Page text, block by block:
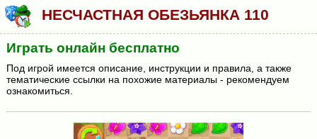
НЕСЧАСТНАЯ ОБЕЗЬЯНКА 110
Играть онлайн бесплатно
Под игрой имеется описание, инструкции и правила, а также
тематические ссылки на похожие материалы - рекомендуем
ознакомиться.